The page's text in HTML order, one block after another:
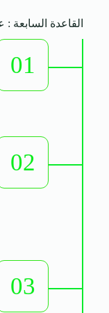
القاعدة السابعة :
01
02
03